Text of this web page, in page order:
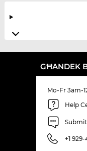
GĦANDEK
Mo-Fr 3am-
Help
+1